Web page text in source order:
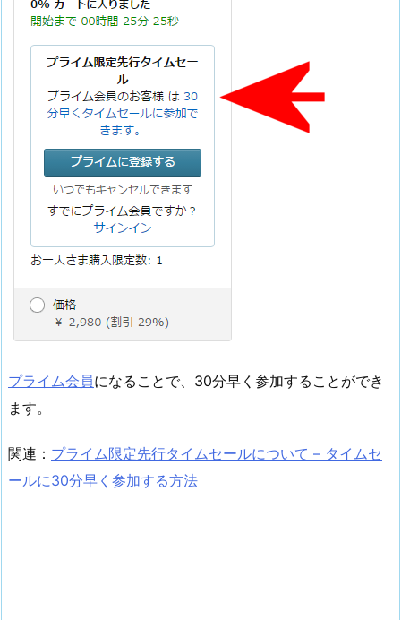
プライム会員になることで、30分早く参加することができ
ます。
関連： プライム限定先行タイムセールについて – タイムセ
ールに30分早く参加する方法